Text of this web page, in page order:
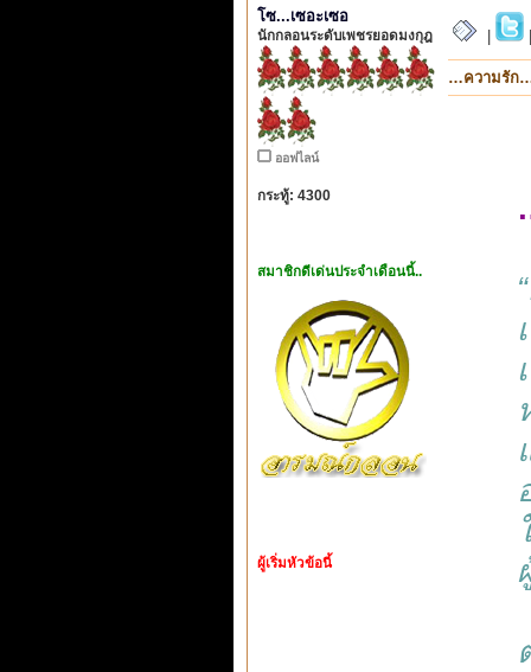
โซ...เซอะเซอ
นักกลอนระดับเพชรยอดมงกุฎ
ออฟไลน์
กระทู้: 4300
สมาชิกดีเด่นประจำเดือนนี้..
ผู้เริ่มหัวข้อนี้
…ความรัก